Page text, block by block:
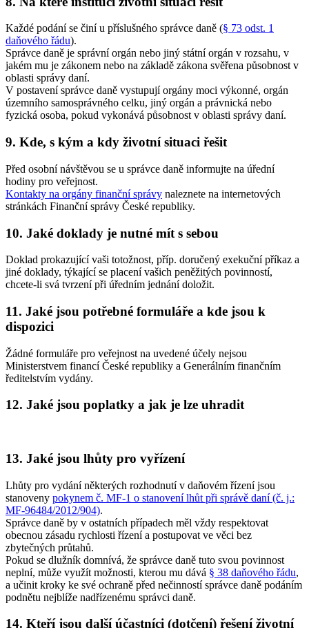
Každé podání se činí u příslušného správce daně (§ 73 odst. 1
daňového řádu).
Správce daně je správní orgán nebo jiný státní orgán v rozsahu, v
jakém mu je zákonem nebo na základě zákona svěřena působnost v
oblasti správy daní.
V postavení správce daně vystupují orgány moci výkonné, orgán
územního samosprávného celku, jiný orgán a právnická nebo
fyzická osoba, pokud vykonává působnost v oblasti správy daní.
9. Kde, s kým a kdy životní situaci řešit
Před osobní návštěvou se u správce daně informujte na úřední
hodiny pro veřejnost.
Kontakty na orgány finanční správy naleznete na internetových
stránkách Finanční správy České republiky.
10. Jaké doklady je nutné mít s sebou
Doklad prokazující vaši totožnost, příp. doručený exekuční příkaz a
jiné doklady, týkající se placení vašich peněžitých povinností,
chcete-li svá tvrzení při úředním jednání doložit.
11. Jaké jsou potřebné formuláře a kde jsou k
dispozici
Žádné formuláře pro veřejnost na uvedené účely nejsou
Ministerstvem financí České republiky a Generálním finančním
ředitelstvím vydány.
12. Jaké jsou poplatky a jak je lze uhradit
13. Jaké jsou lhůty pro vyřízení
Lhůty pro vydání některých rozhodnutí v daňovém řízení jsou
stanoveny pokynem č. MF-1 o stanovení lhůt při správě daní (č. j.:
MF-96484/2012/904).
Správce daně by v ostatních případech měl vždy respektovat
obecnou zásadu rychlosti řízení a postupovat ve věci bez
zbytečných průtahů.
Pokud se dlužník domnívá, že správce daně tuto svou povinnost
neplní, může využít možnosti, kterou mu dává § 38 daňového řádu,
a učinit kroky ke své ochraně před nečinností správce daně podáním
podnětu nejblíže nadřízenému správci daně.
14. Kteří jsou další účastníci (dotčení) řešení životní